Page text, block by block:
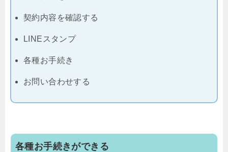
契約内容を確認する
LINEスタンプ
各種お手続き
お問い合わせする
各種お手続きができる